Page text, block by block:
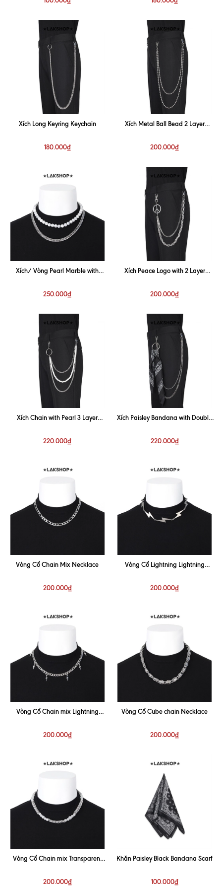
Xích Long Keyring Keychain
180.000₫
Xích Metal Ball Bead 2 Layer
200.000₫
Xích/ Vòng Pearl Marble with
250.000₫
Xích Peace Logo with 2 Layer
200.000₫
Xích Chain with Pearl 3 Layer
220.000₫
Xích Paisley Bandana with Double
220.000₫
Vòng Cổ Chain Mix Necklace
200.000₫
Vòng Cổ Lightning Lightning
200.000₫
Vòng Cổ Chain mix Lightning
200.000₫
Vòng Cổ Cube chain Necklace
200.000₫
Vòng Cổ Chain mix Transparent
200.000₫
Khăn Paisley Black Bandana Scarf
100.000₫